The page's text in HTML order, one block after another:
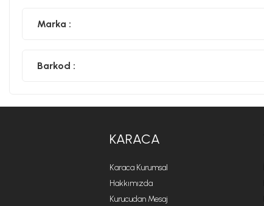
Marka :
Barkod :
KARACA
Karaca Kurumsal
Hakkımızda
Kurucudan Mesaj